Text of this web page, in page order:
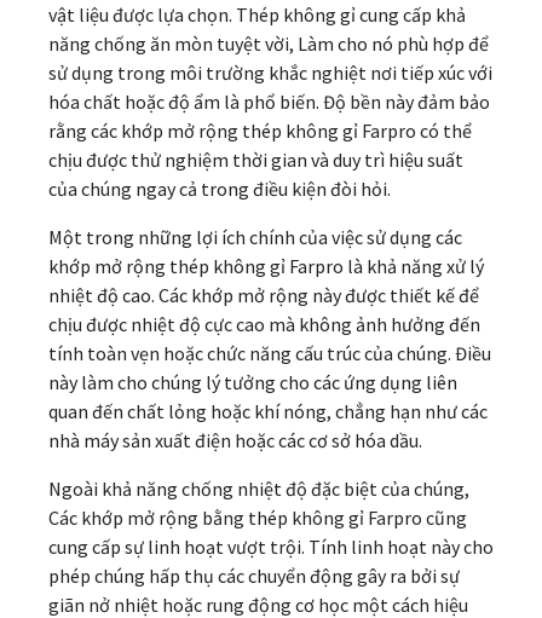
vật liệu được lựa chọn. Thép không gỉ cung cấp khả
năng chống ăn mòn tuyệt vời, Làm cho nó phù hợp để
sử dụng trong môi trường khắc nghiệt nơi tiếp xúc với
hóa chất hoặc độ ẩm là phổ biến. Độ bền này đảm bảo
rằng các khớp mở rộng thép không gỉ Farpro có thể
chịu được thử nghiệm thời gian và duy trì hiệu suất
của chúng ngay cả trong điều kiện đòi hỏi.
Một trong những lợi ích chính của việc sử dụng các
khớp mở rộng thép không gỉ Farpro là khả năng xử lý
nhiệt độ cao. Các khớp mở rộng này được thiết kế để
chịu được nhiệt độ cực cao mà không ảnh hưởng đến
tính toàn vẹn hoặc chức năng cấu trúc của chúng. Điều
này làm cho chúng lý tưởng cho các ứng dụng liên
quan đến chất lỏng hoặc khí nóng, chẳng hạn như các
nhà máy sản xuất điện hoặc các cơ sở hóa dầu.
Ngoài khả năng chống nhiệt độ đặc biệt của chúng,
Các khớp mở rộng bằng thép không gỉ Farpro cũng
cung cấp sự linh hoạt vượt trội. Tính linh hoạt này cho
phép chúng hấp thụ các chuyển động gây ra bởi sự
giãn nở nhiệt hoặc rung động cơ học một cách hiệu